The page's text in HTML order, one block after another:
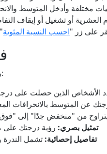
على زر "احسب النسبة المئوية
بعد الحساب، سترى:
الأشخاص الذين حصلت على
عن المتوسط بالانحرافات
تمثيل بصري: رؤية درجتك
تفاصيل إحصائية: تشمل الندرة